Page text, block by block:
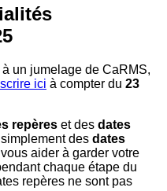
un jumelage de CaRMS,
ici à compter du 23
repères et des dates
des dates
aider à garder votre
chaque étape du
repères ne sont pas